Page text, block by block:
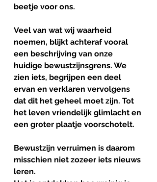
beetje voor ons.
Veel van wat wij waarheid
noemen, blijkt achteraf vooral
een beschrijving van onze
huidige bewustzijnsgrens. We
zien iets, begrijpen een deel
ervan en verklaren vervolgens
dat dit het geheel moet zijn. Tot
het leven vriendelijk glimlacht en
een groter plaatje voorschotelt.
Bewustzijn verruimen is daarom
misschien niet zozeer iets nieuws
leren.